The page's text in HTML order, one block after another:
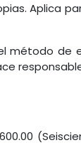
Aplica
de